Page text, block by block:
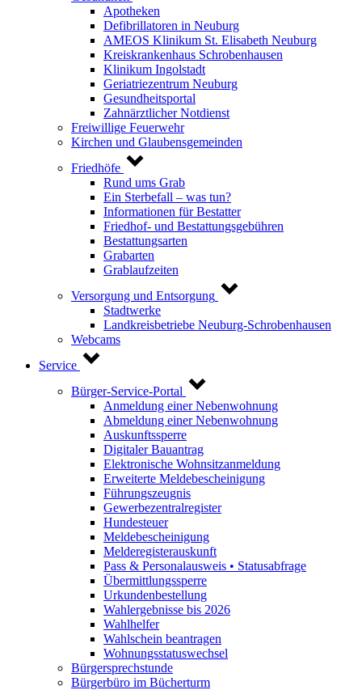
Apotheken
Defibrillatoren in Neuburg
AMEOS Klinikum St. Elisabeth Neuburg
Kreiskrankenhaus Schrobenhausen
Klinikum Ingolstadt
Geriatriezentrum Neuburg
Gesundheitsportal
Zahnärztlicher Notdienst
Freiwillige Feuerwehr
Kirchen und Glaubensgemeinden
Friedhöfe
Rund ums Grab
Ein Sterbefall – was tun?
Informationen für Bestatter
Friedhof- und Bestattungsgebühren
Bestattungsarten
Grabarten
Grablaufzeiten
Versorgung und Entsorgung
Stadtwerke
Landkreisbetriebe Neuburg-Schrobenhausen
Webcams
Service
Bürger-Service-Portal
Anmeldung einer Nebenwohnung
Abmeldung einer Nebenwohnung
Auskunftssperre
Digitaler Bauantrag
Elektronische Wohnsitzanmeldung
Erweiterte Meldebescheinigung
Führungszeugnis
Gewerbezentralregister
Hundesteuer
Meldebescheinigung
Melderegisterauskunft
Pass & Personalausweis • Statusabfrage
Übermittlungssperre
Urkundenbestellung
Wahlergebnisse bis 2026
Wahlhelfer
Wahlschein beantragen
Wohnungsstatuswechsel
Bürgersprechstunde
Bürgerbüro im Bücherturm